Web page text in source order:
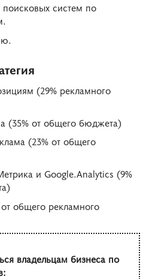
систем по
(29% рекламного
(35% от общего бюджета)
(23% от общего
и Google.Analytics (9%
общего рекламного
владельцам бизнеса по